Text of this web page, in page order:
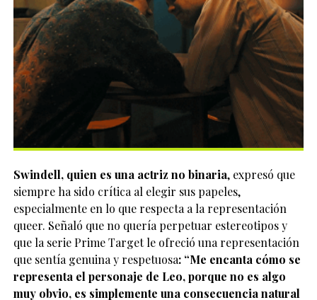
Swindell, quien es una actriz no binaria, expresó que
siempre ha sido crítica al elegir sus papeles,
especialmente en lo que respecta a la representación
queer. Señaló que no quería perpetuar estereotipos y
que la serie Prime Target le ofreció una representación
que sentía genuina y respetuosa: “Me encanta cómo se
representa el personaje de Leo, porque no es algo
muy obvio, es simplemente una consecuencia natural